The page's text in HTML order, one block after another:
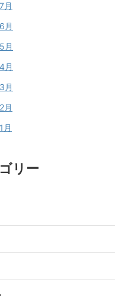
月
月
月
月
月
月
月
リー